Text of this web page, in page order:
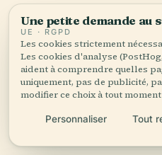
Pórtico dos Reis Magos:
Highlights of Natal’s
Souto
Pórtico Monumental de
Une petite demande au
UE · RGPD
Les cookies strictement
Les cookies d'analyse
aident à comprendre quelles
uniquement, pas de publicité,
modifier ce choix à tout
Personnaliser Tout